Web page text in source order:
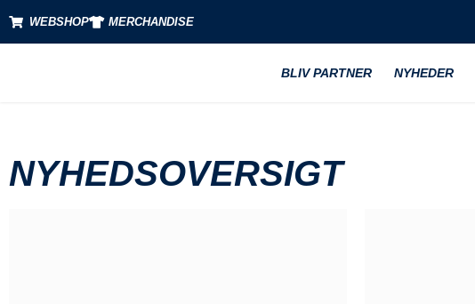
WEBSHOP MERCHANDISE
BLIV PARTNER NYHEDER
NYHEDSOVERSIGT